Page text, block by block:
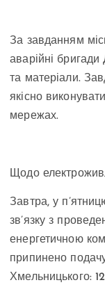
За завданням
аварійні
та матеріали.
якісно
мережах.
Щодо
Завтра, у
зв’язку з
енергетичною
припинено
Хмельницького: